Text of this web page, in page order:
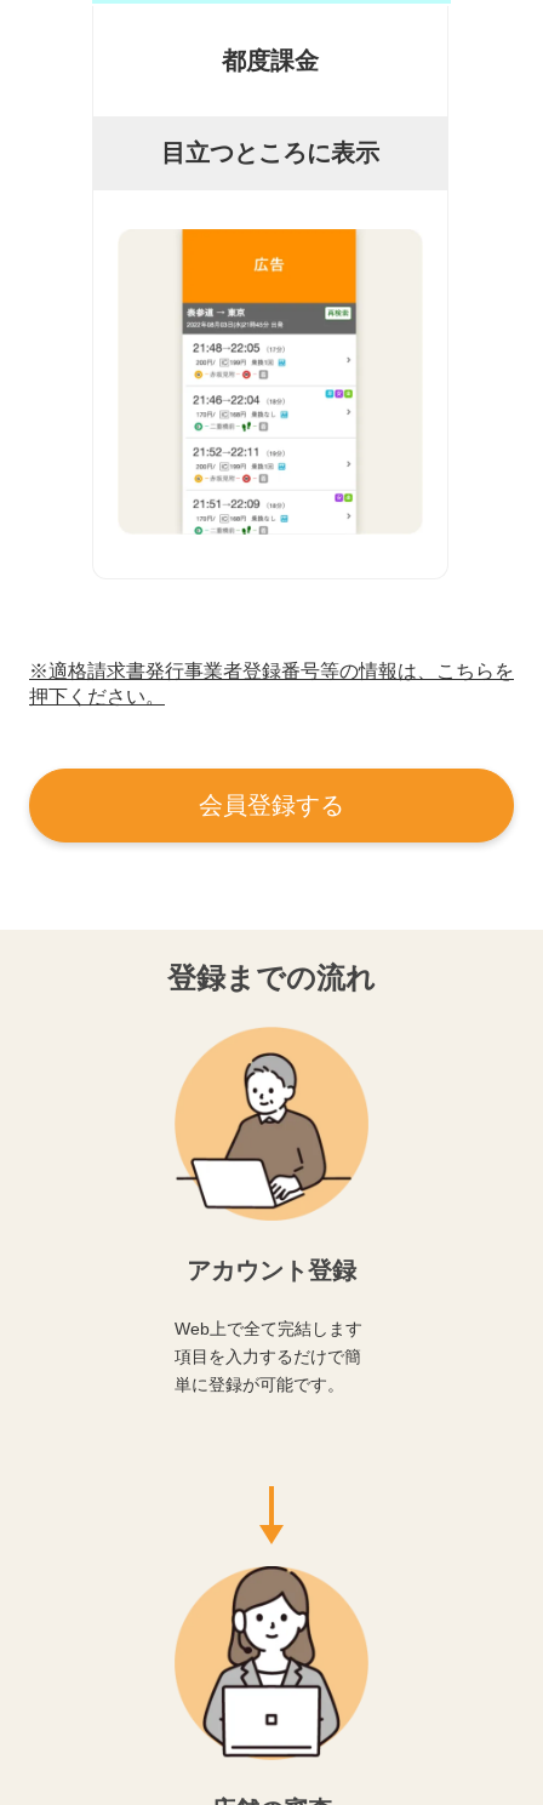
都度課金
目立つところに表示
※適格請求書発行事業者登録番号等の情報は、こちらを
押下ください。
会員登録する
登録までの流れ
アカウント登録
Web上で全て完結します
項目を入力するだけで簡
単に登録が可能です。